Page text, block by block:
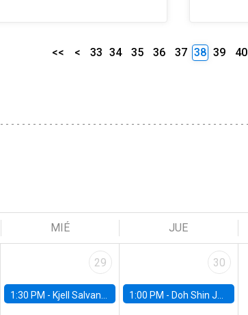
<< < 33 34 35 36 37 38 39 40
MIÉ JUE
29
1:30 PM - Kjell Salvanes, Norwegian School of Economics
30
1:00 PM - Doh Shin Jeon, Toulouse School of Economics